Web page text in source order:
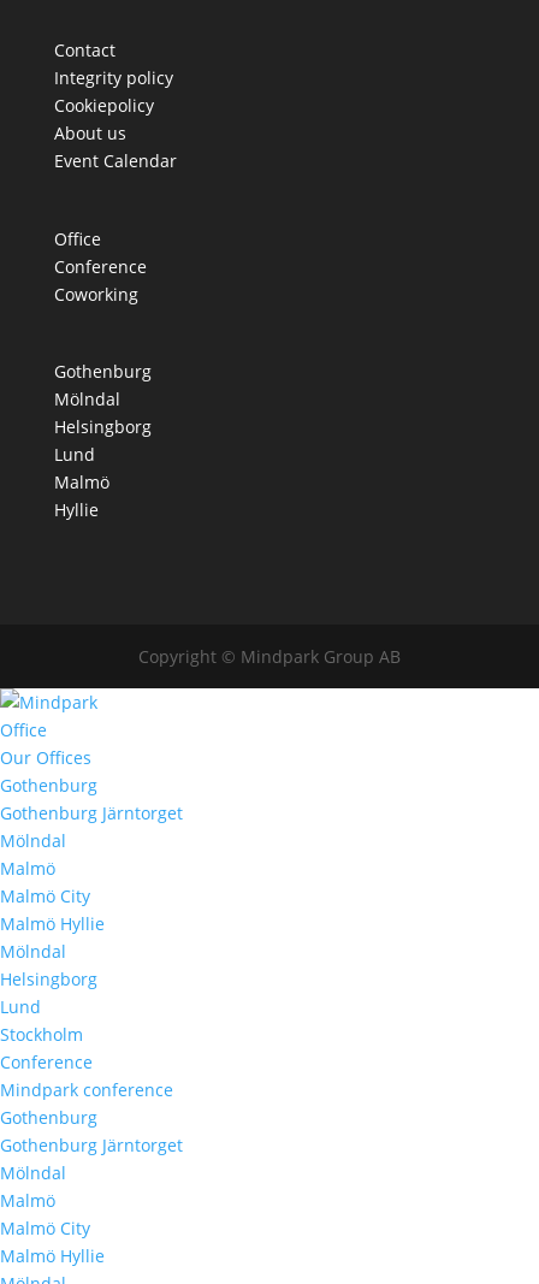
Contact
Integrity policy
Cookiepolicy
About us
Event Calendar
Office
Conference
Coworking
Gothenburg
Mölndal
Helsingborg
Lund
Malmö
Hyllie
Copyright © Mindpark Group AB
Office
Our Offices
Gothenburg
Gothenburg Järntorget
Mölndal
Malmö
Malmö City
Malmö Hyllie
Mölndal
Helsingborg
Lund
Stockholm
Conference
Mindpark conference
Gothenburg
Gothenburg Järntorget
Mölndal
Malmö
Malmö City
Malmö Hyllie